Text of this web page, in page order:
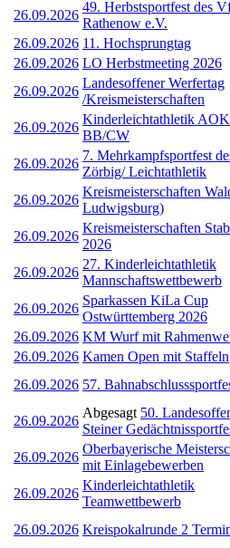
26.09.2026
49. Herbstsportfest des
Rathenow e.V.
26.09.2026 11. Hochsprungtag
26.09.2026 LO Herbstmeeting 2026
26.09.2026
Landesoffener Werfertag
/Kreismeisterschaften
26.09.2026
Kinderleichtathletik
BB/CW
26.09.2026
7. Mehrkampfsportfest
Zörbig/ Leichtathletik
26.09.2026
Kreismeisterschaften
Ludwigsburg)
26.09.2026
Kreismeisterschaften
2026
26.09.2026
27. Kinderleichtathletik
Mannschaftswettbewerb
26.09.2026
Sparkassen KiLa Cup
Ostwürttemberg 2026
26.09.2026 KM Wurf mit
26.09.2026 Kamen Open mit Staffeln
26.09.2026 57.
26.09.2026
Abgesagt 50.
Steiner
26.09.2026
Oberbayerische
mit Einlagebewerben
26.09.2026
Kinderleichtathletik
Teamwettbewerb
26.09.2026 Kreispokalrunde 2